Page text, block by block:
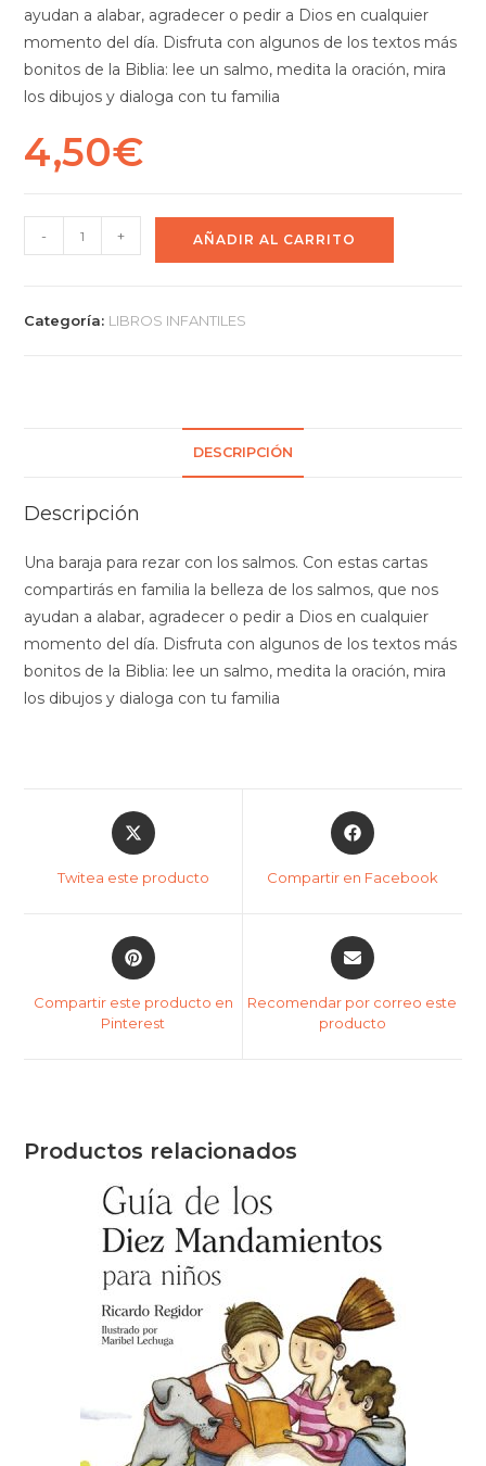
ayudan a alabar, agradecer o pedir a Dios en cualquier
momento del día. Disfruta con algunos de los textos más
bonitos de la Biblia: lee un salmo, medita la oración, mira
los dibujos y dialoga con tu familia
4,50€
- + AÑADIR AL CARRITO
Categoría: LIBROS INFANTILES
DESCRIPCIÓN
Descripción
Una baraja para rezar con los salmos. Con estas cartas
compartirás en familia la belleza de los salmos, que nos
ayudan a alabar, agradecer o pedir a Dios en cualquier
momento del día. Disfruta con algunos de los textos más
bonitos de la Biblia: lee un salmo, medita la oración, mira
los dibujos y dialoga con tu familia
Twitea este producto Compartir en Facebook
Compartir este producto en
Pinterest
Recomendar por correo este
producto
Productos relacionados